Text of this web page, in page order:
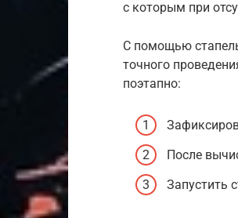
с которым при
С помощью
точного
поэтапно:
После
Запустить